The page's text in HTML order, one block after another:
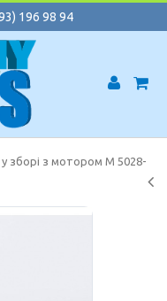
196 98 94
зборі з мотором M 5028-